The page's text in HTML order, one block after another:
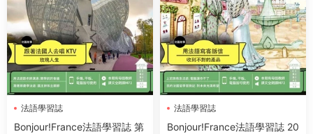
法語學習誌
Bonjour!France法語學習誌 第
法語學習誌
Bonjour!France法語學習誌 20